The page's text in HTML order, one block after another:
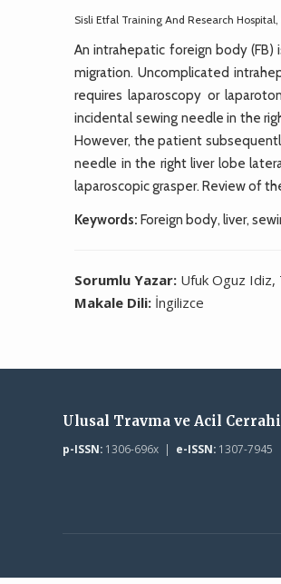
Sisli Etfal Training And Research
An intrahepatic foreign body
migration. Uncomplicated
requires laparoscopy or
incidental sewing needle in the
However, the patient
needle in the right liver lobe
laparoscopic grasper. Review of
Keywords: Foreign body, liver,
Sorumlu Yazar: Ufuk Oguz Idiz,
Makale Dili: İngilizce
Ulusal Travma ve Acil
p-ISSN:1306-696x | e-ISSN:1307-7945